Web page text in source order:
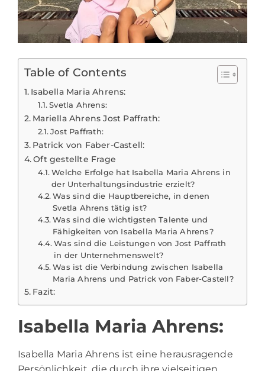
Table of Contents
Isabella Maria Ahrens:
Svetla Ahrens:
Mariella Ahrens Jost Paffrath:
Jost Paffrath:
Patrick von Faber-Castell:
Oft gestellte Frage
Welche Erfolge hat Isabella Maria Ahrens in
der Unterhaltungsindustrie erzielt?
Was sind die Hauptbereiche, in denen
Svetla Ahrens tätig ist?
Was sind die wichtigsten Talente und
Fähigkeiten von Isabella Maria Ahrens?
Was sind die Leistungen von Jost Paffrath
in der Unternehmenswelt?
Was ist die Verbindung zwischen Isabella
Maria Ahrens und Patrick von Faber-Castell?
Fazit:
Isabella Maria Ahrens:
Isabella Maria Ahrens ist eine herausragende